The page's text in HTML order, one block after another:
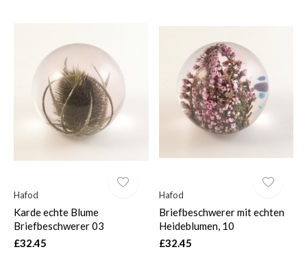
Hafod
Karde echte Blume
Briefbeschwerer 03
£32.45
Hafod
Briefbeschwerer mit echten
Heideblumen, 10
£32.45